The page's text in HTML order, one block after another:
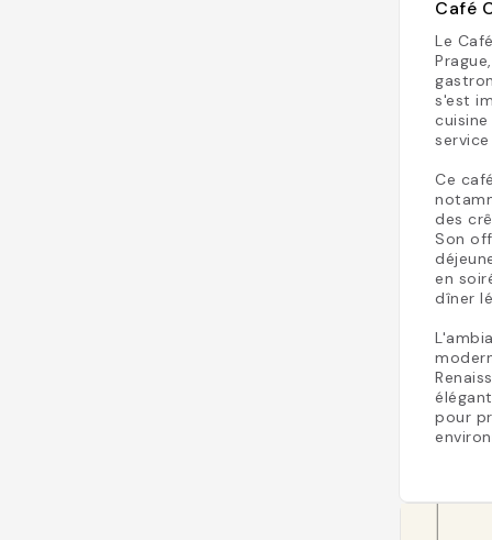
Café
Le
s'est
Ce
des
Son
en
dîner
pour